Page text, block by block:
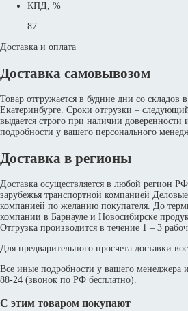
КПД, %
87
Доставка и оплата
Доставка самовывозом
Товар отгружается в будние дни со складов
Екатеринбурге. Сроки отгрузки –
выдается строго при наличии доверенности
подробности у вашего персонального
Доставка в регионы
Доставка осуществляется в любой регион
зарубежья транспортной компанией
компанией по желанию покупателя. До
компании в Барнауле и Новосибирске
Отгрузка производится в течение 1 – 3
Для предварительного просчета доставки
Все иные подробности у вашего менеджера
88-24 (звонок по РФ бесплатно).
С этим товаром покупают